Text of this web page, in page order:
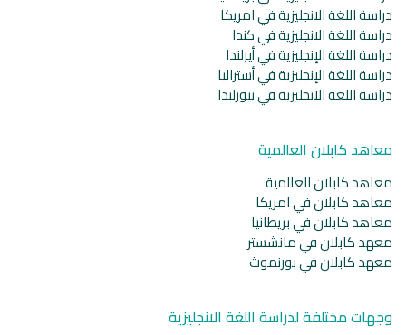
دراسة اللغة الانجليزية في امريكا
دراسة اللغة الانجليزية في كندا
دراسة اللغة الإنجليزية في أيرلندا
دراسة اللغة الإنجليزية في أستراليا
دراسة اللغة الانجليزية في نيوزلندا
معاهد كابلان العالمية
معاهد كابلان العالمية
معاهد كابلان في امريكا
معاهد كابلان في بريطانيا
معهد كابلان في مانشستر
معهد كابلان في بورنموث
وجهات مختلفة لدراسة اللغة الانجليزية